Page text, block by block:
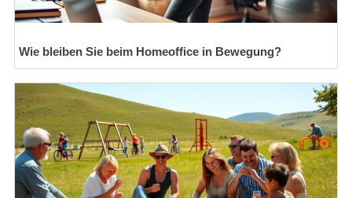
Wie bleiben Sie beim Homeoffice in Bewegung?